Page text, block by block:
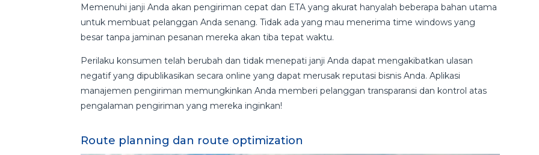
Memenuhi janji Anda akan pengiriman cepat dan ETA yang akurat hanyalah beberapa bahan utama
untuk membuat pelanggan Anda senang. Tidak ada yang mau menerima time windows yang
besar tanpa jaminan pesanan mereka akan tiba tepat waktu.
Perilaku konsumen telah berubah dan tidak menepati janji Anda dapat mengakibatkan ulasan
negatif yang dipublikasikan secara online yang dapat merusak reputasi bisnis Anda. Aplikasi
manajemen pengiriman memungkinkan Anda memberi pelanggan transparansi dan kontrol atas
pengalaman pengiriman yang mereka inginkan!
Route planning dan route optimization